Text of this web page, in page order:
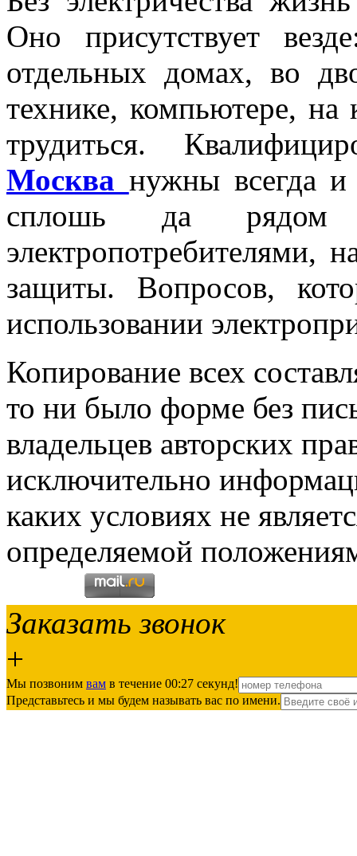
Оно присутствует
отдельных домах, во
технике, компьютере, на
трудиться.
Москва нужны всегда и
сплошь да рядом
электропотребителями,
защиты. Вопросов,
использовании
Копирование всех
то ни было форме без
владельцев авторских
исключительно
каких условиях не
определяемой
Заказать звонок
+
Мы позвоним вам в течение 00:27 секунд!
Представьтесь и мы будем называть вас по имени.